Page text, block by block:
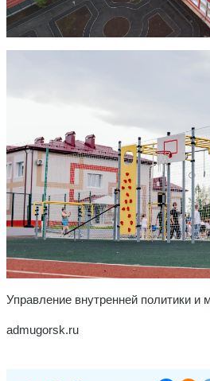
Управление внутренней политики и
admugorsk.ru